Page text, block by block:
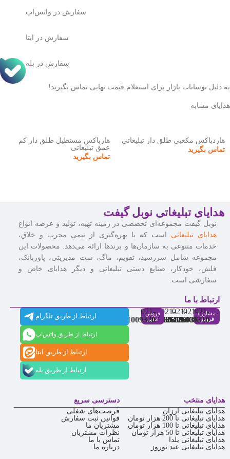
سفارش در واتس‌اپ
سفارش در ایتا
سفارش در بله
به دلیل نوسانات بازار برای استعلام قیمت نهایی تماس بگیرید!
هدایای مشابه
هاردباکس مکعبی طلق دار تبلیغاتی
تماس بگیرید
هارباکس مستطیل طلق دار کم
عمق تبلیغاتی
تماس بگیرید
هدایای تبلیغاتی نوبل گیفت
نوبل گیفت مجموعه‌ای تخصصی در زمینه تهیه، تولید و عرضه انواع
هدایای تبلیغاتی است که با بهره‌گیری از تیمی مجرب و خلاق،
خدمات متنوعی به سازمان‌ها و برندها ارائه می‌دهد. محصولات این
مجموعه شامل سررسید، تقویم، ماگ، ست مدیریتی، پاوربانک،
فلش، خودکار، صنایع دستی تبلیغاتی و دیگر هدایای خاص و
سفارشی است.
ارتباط با ما
مشاوره
فروش
021-
91009310
021-
86126036
021-
86126506
021-
88537803
فروش
آنلاین
021-
91009320
ارتباط از طریق تلگرام
ارتباط از طریق واتس‌اپ
ارتباط از طریق ایتا
ارتباط از طریق بله
هدایای منتخب
هدایای تبلیغاتی ارزان
هدایای تبلیغاتی تا 200 هزار تومان
هدایای تبلیغاتی تا 100 هزار تومان
هدایای تبلیغاتی تا 50 هزار تومان
هدایای تبلیغاتی یلدا
هدایای تبلیغاتی عید نوروز
دسترسی سریع
فرصت‌های شغلی
قوانین ثبت سفارش
مشتریان ما
نظرات مشتریان
تماس با ما
درباره ما